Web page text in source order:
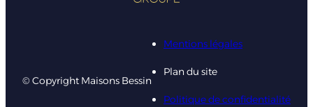
© Copyright Maisons Bessin
Mentions légales
Plan du site
Politique de confidentialité